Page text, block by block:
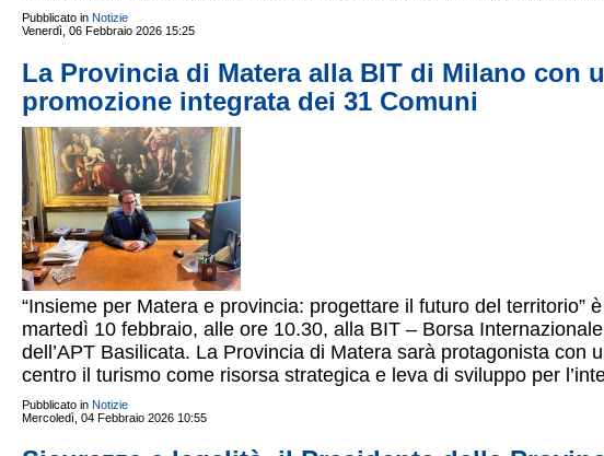
Pubblicato in Notizie
Venerdì, 06 Febbraio 2026 15:25
La Provincia di Matera alla BIT di Milano con
promozione integrata dei 31 Comuni
“Insieme per Matera e provincia: progettare il futuro del territorio”
martedì 10 febbraio, alle ore 10.30, alla BIT – Borsa
dell’APT Basilicata. La Provincia di Matera sarà protagonista con
centro il turismo come risorsa strategica e leva di sviluppo per
Pubblicato in Notizie
Mercoledì, 04 Febbraio 2026 10:55